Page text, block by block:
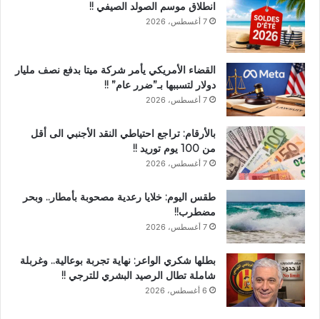
انطلاق موسم الصولد الصيفي !!
7 أغسطس، 2026
القضاء الأمريكي يأمر شركة ميتا بدفع نصف مليار
دولار لتسببها بـ”ضرر عام” !!
7 أغسطس، 2026
بالأرقام: تراجع احتياطي النقد الأجنبي الى أقل
من 100 يوم توريد !!
7 أغسطس، 2026
طقس اليوم: خلايا رعدية مصحوبة بأمطار.. وبحر
مضطرب!!
7 أغسطس، 2026
بطلها شكري الواعر: نهاية تجربة بوعالية.. وغربلة
شاملة تطال الرصيد البشري للترجي !!
6 أغسطس، 2026